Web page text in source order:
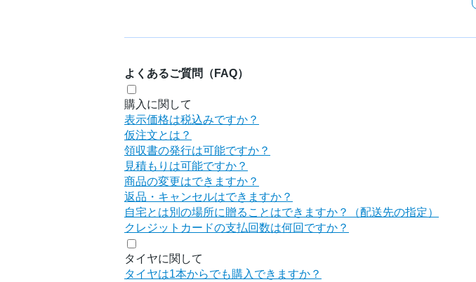
よくあるご質問（FAQ）
購入に関して
表示価格は税込みですか？
仮注文とは？
領収書の発行は可能ですか？
見積もりは可能ですか？
商品の変更はできますか？
返品・キャンセルはできますか？
自宅とは別の場所に贈ることはできますか？（配送先の指定）
クレジットカードの支払回数は何回ですか？
タイヤに関して
タイヤは1本からでも購入できますか？